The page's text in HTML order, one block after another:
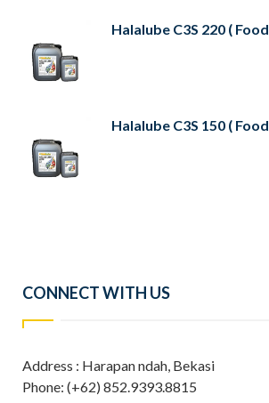
Halalube C3S 220 (
Halalube C3S 150 (
CONNECT WITH US
Address : Harapan ndah, Bekasi
Phone: (+62) 852.9393.8815